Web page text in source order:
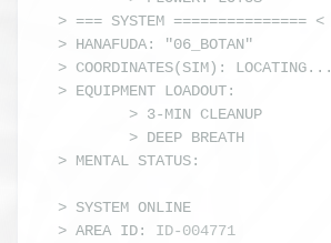
> === SYSTEM =============== <
> HANAFUDA: "06_BOTAN"
> COORDINATES(SIM): LOCATING...
> EQUIPMENT LOADOUT:
        > DEEP BREATH
> MENTAL STATUS:
> SYSTEM ONLINE
> AREA ID: ID-004771